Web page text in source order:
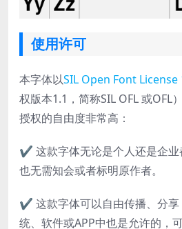
使用许可
本字体以SIL Open Font License
权版本1.1，简称SIL OFL 或OFL
授权的自由度非常高：
✔ 这款字体无论是个人还是企业
也无需知会或者标明原作者。
✔ 这款字体可以自由传播、分享
统、软件或APP中也是允许的，